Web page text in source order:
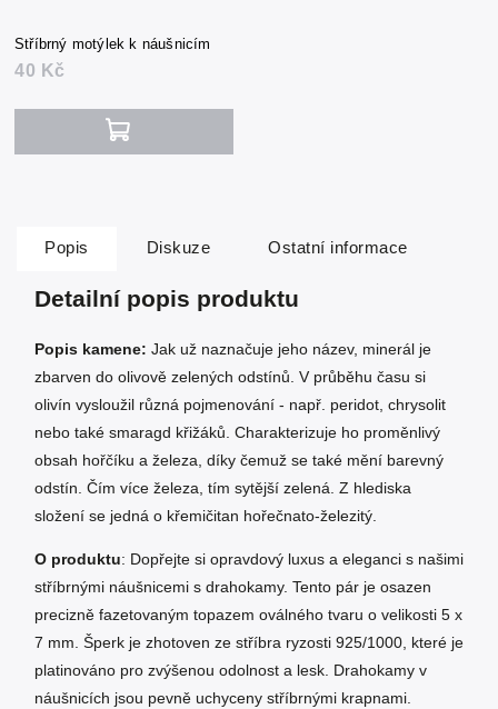
Stříbrný motýlek k náušnicím
40 Kč
Popis Diskuze Ostatní informace
Detailní popis produktu
Popis kamene: Jak už naznačuje jeho název, minerál je
zbarven do olivově zelených odstínů. V průběhu času si
olivín vysloužil různá pojmenování - např. peridot, chrysolit
nebo také smaragd křižáků. Charakterizuje ho proměnlivý
obsah hořčíku a železa, díky čemuž se také mění barevný
odstín. Čím více železa, tím sytější zelená. Z hlediska
složení se jedná o křemičitan hořečnato-železitý.
O produktu: Dopřejte si opravdový luxus a eleganci s našimi
stříbrnými náušnicemi s drahokamy. Tento pár je osazen
precizně fazetovaným topazem oválného tvaru o velikosti 5 x
7 mm. Šperk je zhotoven ze stříbra ryzosti 925/1000, které je
platinováno pro zvýšenou odolnost a lesk. Drahokamy v
náušnicích jsou pevně uchyceny stříbrnými krapnami.